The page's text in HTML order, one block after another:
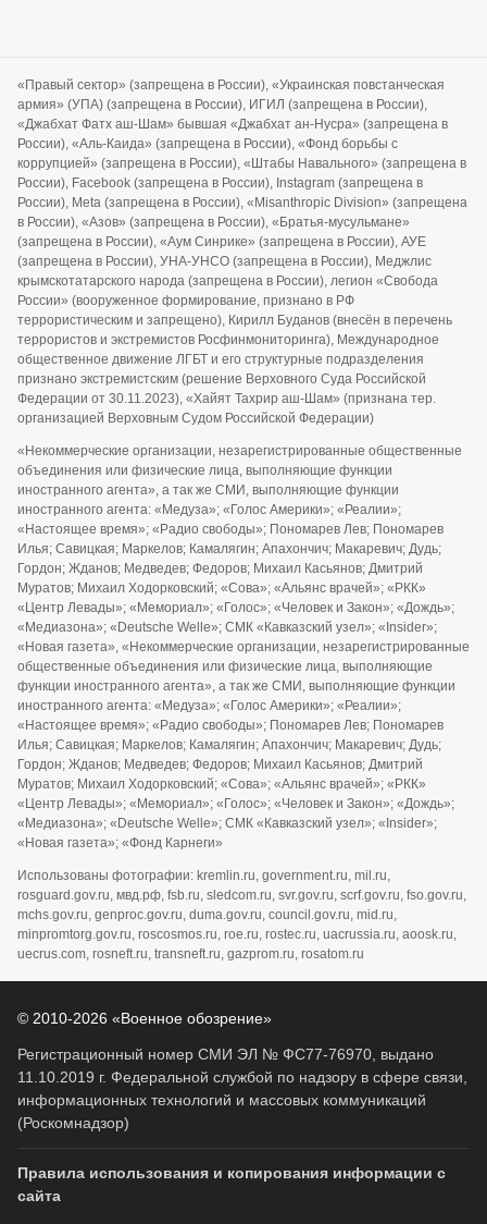
«Правый сектор» (запрещена в России), «Украинская повстанческая
армия» (УПА) (запрещена в России), ИГИЛ (запрещена в России),
«Джабхат Фатх аш-Шам» бывшая «Джабхат ан-Нусра» (запрещена в
России), «Аль-Каида» (запрещена в России), «Фонд борьбы с
коррупцией» (запрещена в России), «Штабы Навального» (запрещена в
России), Facebook (запрещена в России), Instagram (запрещена в
России), Meta (запрещена в России), «Misanthropic Division» (запрещена
в России), «Азов» (запрещена в России), «Братья-мусульмане»
(запрещена в России), «Аум Синрике» (запрещена в России), АУЕ
(запрещена в России), УНА-УНСО (запрещена в России), Меджлис
крымскотатарского народа (запрещена в России), легион «Свобода
России» (вооруженное формирование, признано в РФ
террористическим и запрещено), Кирилл Буданов (внесён в перечень
террористов и экстремистов Росфинмониторинга), Международное
общественное движение ЛГБТ и его структурные подразделения
признано экстремистским (решение Верховного Суда Российской
Федерации от 30.11.2023), «Хайят Тахрир аш-Шам» (признана тер.
организацией Верховным Судом Российской Федерации)
«Некоммерческие организации, незарегистрированные общественные
объединения или физические лица, выполняющие функции
иностранного агента», а так же СМИ, выполняющие функции
иностранного агента: «Медуза»; «Голос Америки»; «Реалии»;
«Настоящее время»; «Радио свободы»; Пономарев Лев; Пономарев
Илья; Савицкая; Маркелов; Камалягин; Апахончич; Макаревич; Дудь;
Гордон; Жданов; Медведев; Федоров; Михаил Касьянов; Дмитрий
Муратов; Михаил Ходорковский; «Сова»; «Альянс врачей»; «РКК»
«Центр Левады»; «Мемориал»; «Голос»; «Человек и Закон»; «Дождь»;
«Медиазона»; «Deutsche Welle»; СМК «Кавказский узел»; «Insider»;
«Новая газета», «Некоммерческие организации, незарегистрированные
общественные объединения или физические лица, выполняющие
функции иностранного агента», а так же СМИ, выполняющие функции
иностранного агента: «Медуза»; «Голос Америки»; «Реалии»;
«Настоящее время»; «Радио свободы»; Пономарев Лев; Пономарев
Илья; Савицкая; Маркелов; Камалягин; Апахончич; Макаревич; Дудь;
Гордон; Жданов; Медведев; Федоров; Михаил Касьянов; Дмитрий
Муратов; Михаил Ходорковский; «Сова»; «Альянс врачей»; «РКК»
«Центр Левады»; «Мемориал»; «Голос»; «Человек и Закон»; «Дождь»;
«Медиазона»; «Deutsche Welle»; СМК «Кавказский узел»; «Insider»;
«Новая газета»; «Фонд Карнеги»
Использованы фотографии: kremlin.ru, government.ru, mil.ru,
rosguard.gov.ru, мвд.рф, fsb.ru, sledcom.ru, svr.gov.ru, scrf.gov.ru, fso.gov.ru,
mchs.gov.ru, genproc.gov.ru, duma.gov.ru, council.gov.ru, mid.ru,
minpromtorg.gov.ru, roscosmos.ru, roe.ru, rostec.ru, uacrussia.ru, aoosk.ru,
uecrus.com, rosneft.ru, transneft.ru, gazprom.ru, rosatom.ru
© 2010-2026 «Военное обозрение»
Регистрационный номер СМИ ЭЛ № ФС77-76970, выдано
11.10.2019 г. Федеральной службой по надзору в сфере связи,
информационных технологий и массовых коммуникаций
(Роскомнадзор)
Правила использования и копирования информации с
сайта